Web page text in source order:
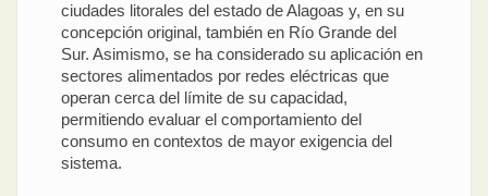
ciudades litorales del estado de Alagoas y, en su
concepción original, también en Río Grande del
Sur. Asimismo, se ha considerado su aplicación en
sectores alimentados por redes eléctricas que
operan cerca del límite de su capacidad,
permitiendo evaluar el comportamiento del
consumo en contextos de mayor exigencia del
sistema.